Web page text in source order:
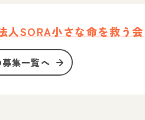
人SORA小さな命を救う会
集一覧へ